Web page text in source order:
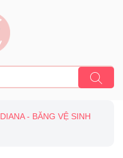
DIANA - BĂNG VỆ SINH